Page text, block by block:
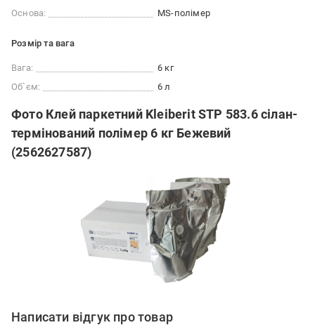
Основа:
MS-полімер
Розмір та вага
Вага:
6 кг
Об`єм:
6 л
Фото Клей паркетний Kleiberit STP 583.6 сілан-
термінований полімер 6 кг Бежевий
(2562627587)
Написати відгук про товар